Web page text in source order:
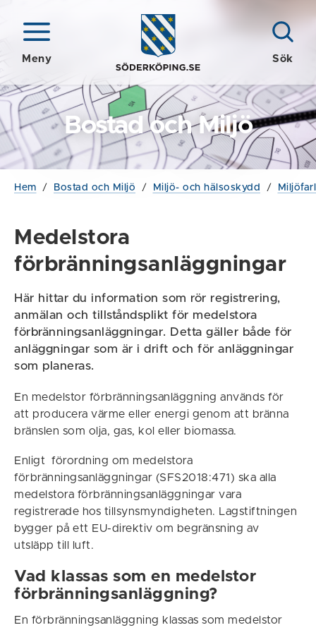
Meny Sök
Bostad och Miljö
Hem / Bostad och Miljö / Miljö- och hälsoskydd /
Medelstora
förbränningsanläggningar
Här hittar du information som rör registrering,
anmälan och tillståndsplikt för medelstora
förbränningsanläggningar. Detta gäller både för
anläggningar som är i drift och för anläggningar
som planeras.
En medelstor förbränningsanläggning används för
att producera värme eller energi genom att bränna
bränslen som olja, gas, kol eller biomassa.
Enligt förordning om medelstora
förbränningsanläggningar (SFS2018:471) ska alla
medelstora förbränningsanläggningar vara
registrerade hos tillsynsmyndigheten. Lagstiftningen
bygger på ett EU-direktiv om begränsning av
utsläpp till luft.
Vad klassas som en medelstor
förbränningsanläggning?
En förbränningsanläggning klassas som medelstor